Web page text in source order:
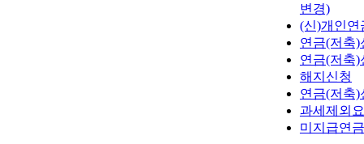
변경)
(신)개인연
연금(저축
연금(저축)
해지신청
연금(저축)
과세제외
미지급연